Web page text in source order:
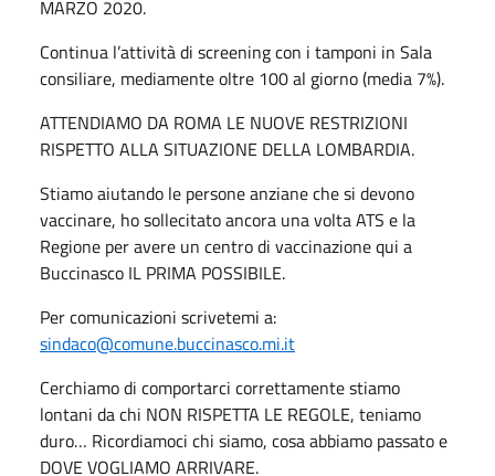
MARZO 2020.
Continua l’attività di screening con i tamponi in Sala
consiliare, mediamente oltre 100 al giorno (media 7%).
ATTENDIAMO DA ROMA LE NUOVE RESTRIZIONI
RISPETTO ALLA SITUAZIONE DELLA LOMBARDIA.
Stiamo aiutando le persone anziane che si devono
vaccinare, ho sollecitato ancora una volta ATS e la
Regione per avere un centro di vaccinazione qui a
Buccinasco IL PRIMA POSSIBILE.
Per comunicazioni scrivetemi a:
sindaco@comune.buccinasco.mi.it
Cerchiamo di comportarci correttamente stiamo
lontani da chi NON RISPETTA LE REGOLE, teniamo
duro… Ricordiamoci chi siamo, cosa abbiamo passato e
DOVE VOGLIAMO ARRIVARE.